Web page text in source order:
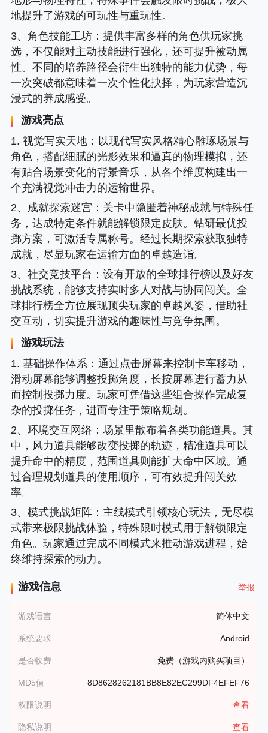
地提升了游戏的可玩性与重玩性。
3、 角色技能工坊：提供丰富多样的角色供玩家挑
选，不仅能对主动技能进行强化，还可提升被动属
性。不同的培养路径会衍生出独特的能力优势，每
一次突破都意味着一次个性化抉择，为玩家营造沉
浸式的养成感受。
游戏亮点
1. 视觉写实天地：以现代写实风格精心雕琢场景与
角色，搭配细腻的光影效果和逼真的物理模拟，还
有贴合场景变化的背景音乐，从各个维度构建出一
个充满视觉冲击力的运输世界。
2、
成就探索迷宫 ：关卡中隐匿着神秘成就与特殊任
务，达成特定条件就能解锁限定皮肤。钻研最优投
掷方案，可激活专属称号。经过长期探索获取独特
成就，尽显玩家在运输方面的卓越造诣。
3、 社交竞技平台 ：设有开放的全球排行榜以及好友
挑战系统，能够支持实时多人对战与协同闯关。全
球排行榜全方位展现顶尖玩家的卓越风姿，借助社
交互动，切实提升游戏的趣味性与竞争氛围。
游戏玩法
1. 基础操作体系 ：通过点击屏幕来控制卡车移动，
滑动屏幕能够调整投掷角度，长按屏幕进行蓄力从
而控制投掷力度。玩家可凭借这些组合操作完成复
杂的投掷任务，进而专注于策略规划。
2、 环境交互网络 ：场景里散布着各类功能道具。其
中，风力道具能够改变投掷的轨迹，精准道具可以
提升命中的精度，范围道具则能扩大命中区域。通
过合理规划道具的使用顺序，可有效提升闯关效
率。
3、 模式挑战矩阵：主线模式引领核心玩法，无尽模
式带来极限挑战体验，特殊限时模式用于解锁限定
角色。玩家通过完成不同模式来推动游戏进程，始
终维持探索的动力。
游戏信息 举报
游戏语言 简体中文
系统要求 Android
是否收费 免费（游戏内购买项目）
MD5值 8D8628262181BB8E82EC299DF4EFEF76
权限说明 查看
隐私说明 查看